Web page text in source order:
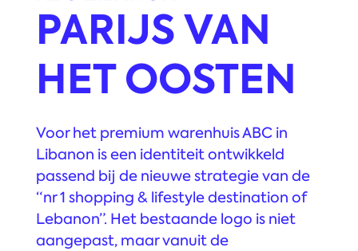
PARIJS VAN
HET OOSTEN
Voor het premium warenhuis ABC in
Libanon is een identiteit ontwikkeld
passend bij de nieuwe strategie van de
“nr 1 shopping & lifestyle destination of
Lebanon”. Het bestaande logo is niet
aangepast, maar vanuit de